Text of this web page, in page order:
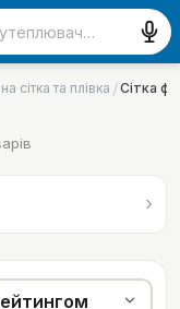
сітка та плівка /Сітка
›